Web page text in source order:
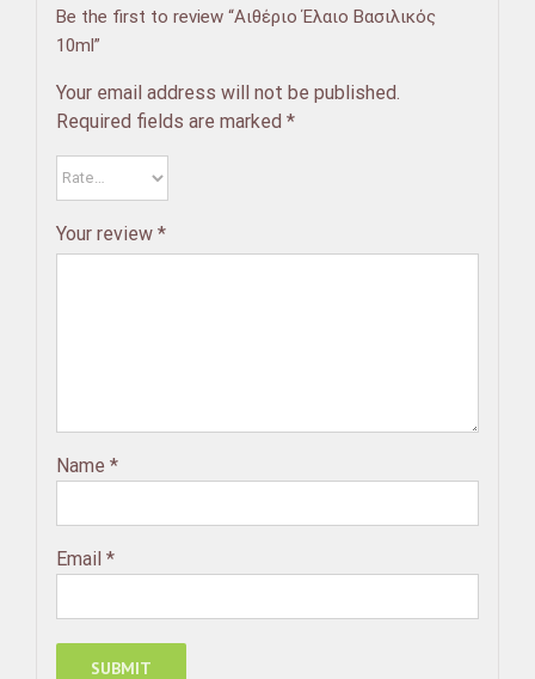
Be the first to review “Αιθέριο Έλαιο Βασιλικός
10ml”
Your email address will not be published.
Required fields are marked *
Your review *
Name *
Email *